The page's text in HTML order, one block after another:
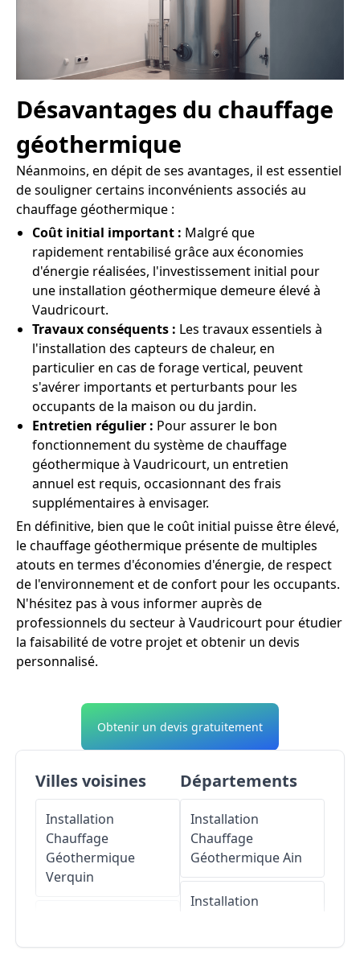
Désavantages du chauffage
géothermique
Néanmoins, en dépit de ses avantages, il est essentiel
de souligner certains inconvénients associés au
chauffage géothermique :
Coût initial important : Malgré que
rapidement rentabilisé grâce aux économies
d'énergie réalisées, l'investissement initial pour
une installation géothermique demeure élevé à
Vaudricourt.
Travaux conséquents : Les travaux essentiels à
l'installation des capteurs de chaleur, en
particulier en cas de forage vertical, peuvent
s'avérer importants et perturbants pour les
occupants de la maison ou du jardin.
Entretien régulier : Pour assurer le bon
fonctionnement du système de chauffage
géothermique à Vaudricourt, un entretien
annuel est requis, occasionnant des frais
supplémentaires à envisager.
En définitive, bien que le coût initial puisse être élevé,
le chauffage géothermique présente de multiples
atouts en termes d'économies d'énergie, de respect
de l'environnement et de confort pour les occupants.
N'hésitez pas à vous informer auprès de
professionnels du secteur à Vaudricourt pour étudier
la faisabilité de votre projet et obtenir un devis
personnalisé.
Obtenir un devis gratuitement
Villes voisines
Installation
Chauffage
Géothermique
Verquin
Départements
Installation
Chauffage
GéothermiqueAin
Installation